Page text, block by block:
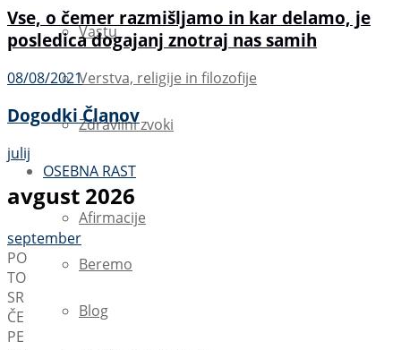
Vastu
Verstva, religije in filozofije
Zdravilni zvoki
OSEBNA RAST
Afirmacije
Beremo
Blog
Vse, o čemer razmišljamo in kar delamo, je
posledica dogajanj znotraj nas samih
08/08/2021
Dogodki Članov
julij
avgust 2026
september
PO
TO
SR
ČE
PE